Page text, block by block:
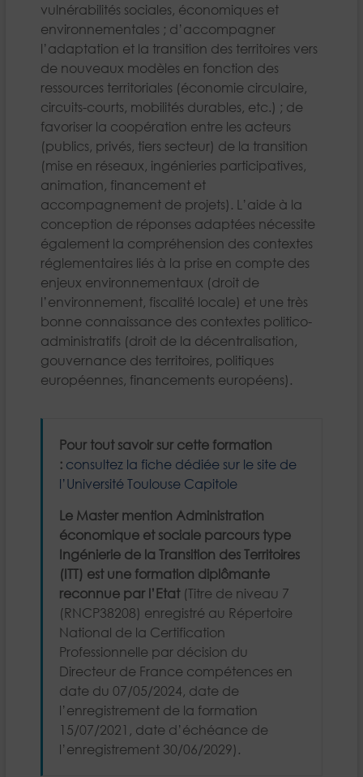
vulnérabilités sociales, économiques et
environnementales ; d’accompagner
l’adaptation et la transition des territoires vers
de nouveaux modèles en fonction des
ressources territoriales (économie circulaire,
circuits-courts, mobilités durables, etc.) ; de
favoriser la coopération entre les acteurs
(publics, privés, tiers secteur) de la transition
(mise en réseaux, ingénieries participatives,
animation, financement et
accompagnement de projets). L’aide à la
conception de réponses adaptées nécessite
également la compréhension des contextes
réglementaires liés à la prise en compte des
enjeux environnementaux (droit de
l’environnement, fiscalité locale) et une très
bonne connaissance des contextes politico-
administratifs (droit de la décentralisation,
gouvernance des territoires, politiques
européennes, financements européens).
Pour tout savoir sur cette formation
: consultez la fiche dédiée sur le site de
l’Université Toulouse Capitole
Le Master mention Administration
économique et sociale parcours type
Ingénierie de la Transition des Territoires
(ITT) est une formation diplômante
reconnue par l’Etat (Titre de niveau 7
(RNCP38208) enregistré au Répertoire
National de la Certification
Professionnelle par décision du
Directeur de France compétences en
date du 07/05/2024, date de
l’enregistrement de la formation
15/07/2021, date d’échéance de
l’enregistrement 30/06/2029).